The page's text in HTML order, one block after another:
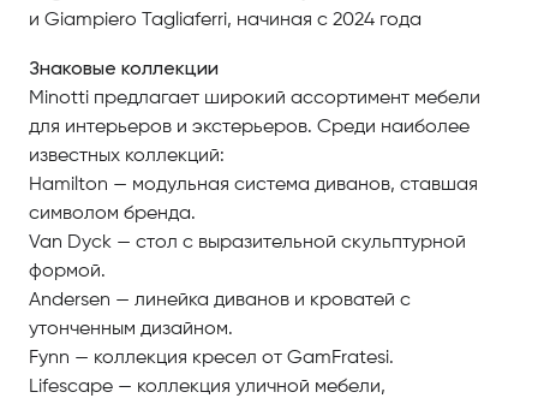
и Giampiero Tagliaferri, начиная с 2024 года
Знаковые коллекции
Minotti предлагает широкий ассортимент мебели
для интерьеров и экстерьеров. Среди наиболее
известных коллекций:
Hamilton — модульная система диванов, ставшая
символом бренда.
Van Dyck — стол с выразительной скульптурной
формой.
Andersen — линейка диванов и кроватей с
утонченным дизайном.
Fynn — коллекция кресел от GamFratesi.
Lifescape — коллекция уличной мебели,